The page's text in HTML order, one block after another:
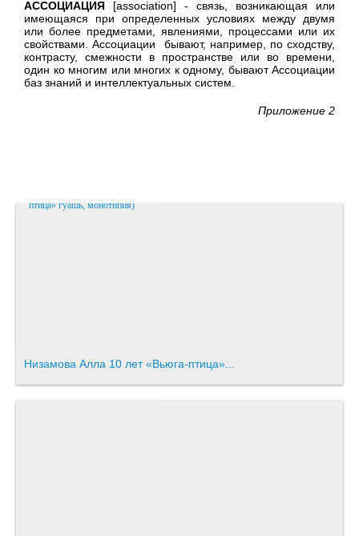
АССОЦИАЦИЯ [association] - связь, возникающая или
имеющаяся при определенных условиях между двумя
или более предметами, явлениями, процессами или их
свойствами. Ассоциации бывают, например, по сходству,
контрасту, смежности в пространстве или во времени,
один ко многим или многих к одному, бывают Ассоциации
баз знаний и интеллектуальных систем.
Приложение 2
Низамова Алла 10 лет «Вьюга-птица»...